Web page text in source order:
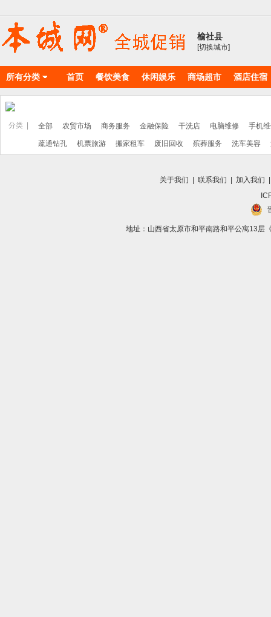
榆社县
[切换城市]
所有分类 首页 餐饮美食 休闲娱乐 商场超市 酒店住宿
物料耗材 丽人美店
分类 | 全部 农贸市场 商务服务 金融保险 干洗店 电脑维修 手机
疏通钻孔 机票旅游 搬家租车 废旧回收 殡葬服务 洗车美容
关于我们 联系我们 加入我们
地址：山西省太原市和平南路和平公寓13